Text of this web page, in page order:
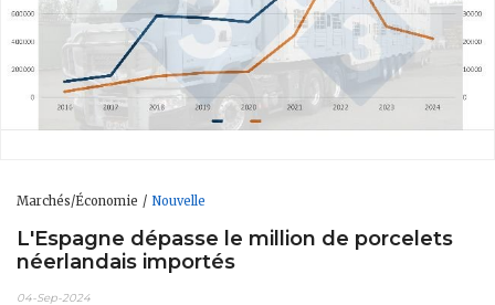
Marchés/Économie Nouvelle
L'Espagne dépasse le million de porcelets
néerlandais importés
04-Sep-2024